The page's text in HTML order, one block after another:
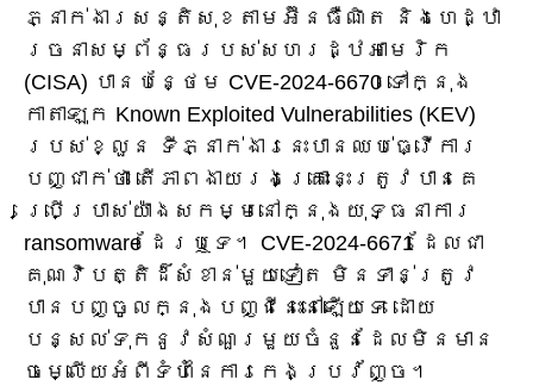
ភ្នាក់ងារសន្តិសុខតាមអ៊ីនធឺណិត និងហេដ្ឋា
រចនាសម្ព័ន្ធរបស់សហរដ្ឋអាមេរិក
(CISA) បានបន្ថែម CVE-2024-6670 ទៅក្នុង
កាតាឡុក Known Exploited Vulnerabilities (KEV)
របស់ខ្លួន ទីភ្នាក់ងារនេះបានឈប់ធ្វើការ
បញ្ជាក់ថា តើភាពងាយរងគ្រោះនេះត្រូវបានគេ
ប្រើប្រាស់យ៉ាងសកម្មនៅក្នុងយុទ្ធនាការ
ransomware ដែរឬទេ។ CVE-2024-6671 ដែលជា
គុណវិបត្តិដ៏សំខាន់មួយទៀត មិនទាន់ត្រូវ
បានបញ្ចូលក្នុងបញ្ជីនេះនៅឡើយទេ ដោយ
បន្សល់ទុកនូវសំណួរមួយចំនួនដែលមិនមាន
ចម្លើយអំពីទំហំនៃការកេងប្រវ័ញ្ច។